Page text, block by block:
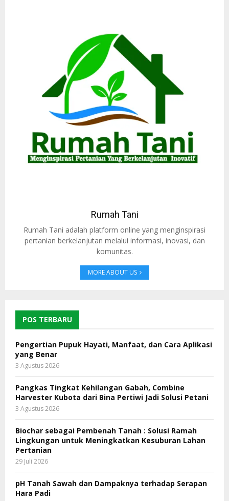
Rumah Tani
Rumah Tani adalah platform online yang menginspirasi
pertanian berkelanjutan melalui informasi, inovasi, dan
komunitas.
MORE ABOUT US
POS TERBARU
Pengertian Pupuk Hayati, Manfaat, dan Cara Aplikasi
yang Benar
3 Agustus 2026
Pangkas Tingkat Kehilangan Gabah, Combine
Harvester Kubota dari Bina Pertiwi Jadi Solusi Petani
3 Agustus 2026
Biochar sebagai Pembenah Tanah : Solusi Ramah
Lingkungan untuk Meningkatkan Kesuburan Lahan
Pertanian
29 Juli 2026
pH Tanah Sawah dan Dampaknya terhadap Serapan
Hara Padi